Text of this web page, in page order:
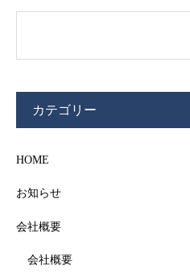
カテゴリー
HOME
お知らせ
会社概要
会社概要